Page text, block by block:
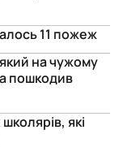
11 пожеж
на чужому
пошкодив
які